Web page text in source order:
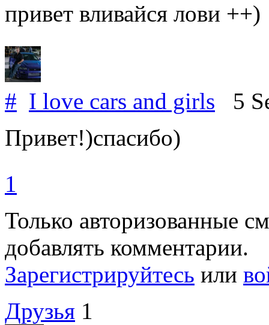
привет вливайся лови ++)
# I love cars and girls 5
Привет!)спасибо)
1
Только авторизованные
добавлять комментарии.
Зарегистрируйтесь или
Друзья 1